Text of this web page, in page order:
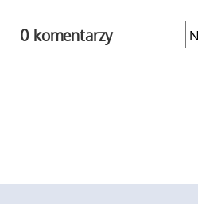
0 komentarzy